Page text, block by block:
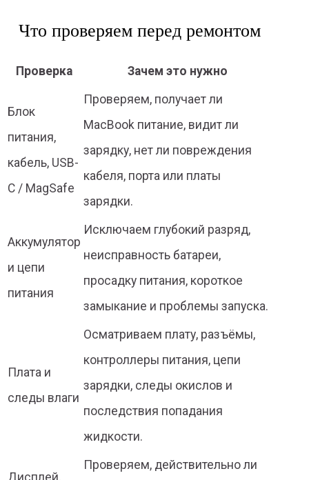
Что проверяем перед ремонтом
Проверка Зачем это нужно
Блок
питания,
кабель, USB-
C / MagSafe
Проверяем, получает ли
MacBook питание, видит ли
зарядку, нет ли повреждения
кабеля, порта или платы
зарядки.
Аккумулятор
и цепи
питания
Исключаем глубокий разряд,
неисправность батареи,
просадку питания, короткое
замыкание и проблемы запуска.
Плата и
следы влаги
Осматриваем плату, разъёмы,
контроллеры питания, цепи
зарядки, следы окислов и
последствия попадания
жидкости.
Дисплей,
Проверяем, действительно ли